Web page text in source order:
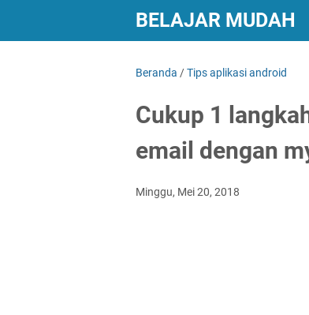
BELAJAR MUDAH
Beranda /Tips aplikasi android
Cukup 1
email dengan
Minggu, Mei 20, 2018